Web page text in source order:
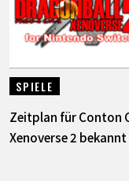
SPIELE
Zeitplan für Conton
Xenoverse 2 bekannt